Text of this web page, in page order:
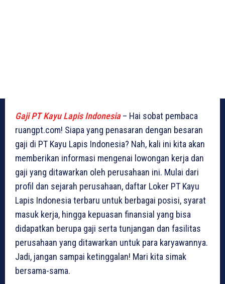
Gaji PT Kayu Lapis Indonesia– Hai sobat pembaca
ruangpt.com! Siapa yang penasaran dengan besaran
gaji di PT Kayu Lapis Indonesia? Nah, kali ini kita akan
memberikan informasi mengenai lowongan kerja dan
gaji yang ditawarkan oleh perusahaan ini. Mulai dari
profil dan sejarah perusahaan, daftar Loker PT Kayu
Lapis Indonesia terbaru untuk berbagai posisi, syarat
masuk kerja, hingga kepuasan finansial yang bisa
didapatkan berupa gaji serta tunjangan dan fasilitas
perusahaan yang ditawarkan untuk para karyawannya.
Jadi, jangan sampai ketinggalan! Mari kita simak
bersama-sama.